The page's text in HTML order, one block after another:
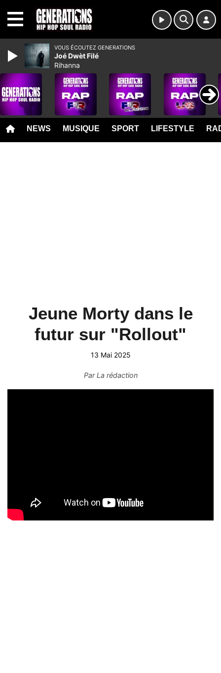
NEWS MUSIQUE SPORT LIFESTYLE
Jeune Morty dans le
futur sur "Rollout"
13 Mai 2025
ParLa rédaction
VOUS ÉCOUTEZ GENERATIONS
Joé Dwèt Filé
Rihanna